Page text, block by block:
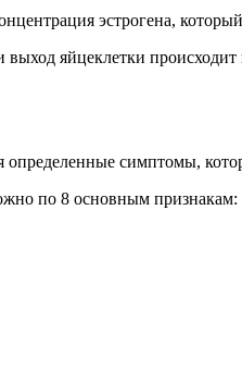
эстрогена,
выход яйцеклетки
симптомы,
по 8 основным признакам: